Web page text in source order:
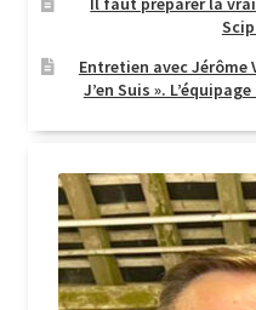
Entretien avec Jérôme
J’en Suis ».